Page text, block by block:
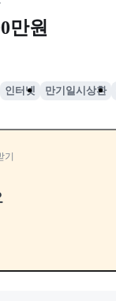
만원
인터넷 만기일시상환
기